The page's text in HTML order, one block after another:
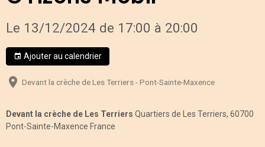
Le 13/12/2024 de 17:00 à 20:00
Ajouter au calendrier
Devant la crèche de Les Terriers - Pont-Sainte-Maxence
Devant la crèche de Les Terriers Quartiers de Les Terriers, 60700
Pont-Sainte-Maxence France